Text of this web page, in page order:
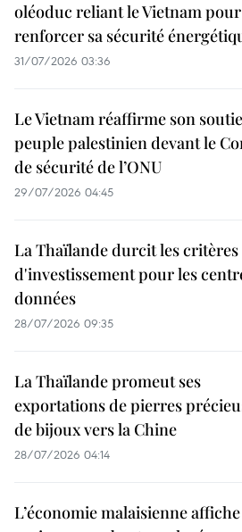
oléoduc reliant le Vietnam pour
renforcer sa sécurité
31/07/2026 03:36
Le Vietnam réaffirme son
peuple palestinien devant le
de sécurité de l’ONU
29/07/2026 04:45
La Thaïlande durcit les critères
d'investissement pour les
données
28/07/2026 09:35
La Thaïlande promeut ses
exportations de pierres
de bijoux vers la Chine
28/07/2026 04:14
L’économie malaisienne